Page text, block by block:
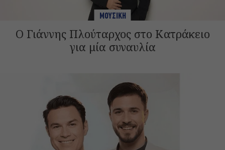
ΜΟΥΣΙΚΗ
Ο Γιάννης Πλούταρχος στο Κατράκειο
για μία συναυλία